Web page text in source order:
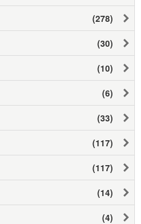
(278)
(30)
(10)
(6)
(33)
(117)
(117)
(14)
(4)